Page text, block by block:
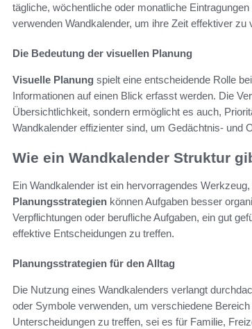
tägliche, wöchentliche oder monatliche
verwenden Wandkalender, um ihre Zeit effektiver
Die Bedeutung der visuellen Planung
Visuelle Planung spielt eine entscheidende Rolle
Informationen auf einen Blick erfasst werden. Die
Übersichtlichkeit, sondern ermöglicht es auch,
Wandkalender effizienter sind, um Gedächtnis- und
Wie ein Wandkalender Struktur
Ein Wandkalender ist ein hervorragendes
Planungsstrategien können Aufgaben besser
Verpflichtungen oder berufliche Aufgaben, ein gut
effektive Entscheidungen zu treffen.
Planungsstrategien für den Alltag
Die Nutzung eines Wandkalenders verlangt
oder Symbole verwenden, um verschiedene
Unterscheidungen zu treffen, sei es für Familie,